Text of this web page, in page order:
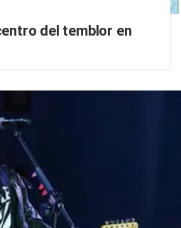
del temblor en